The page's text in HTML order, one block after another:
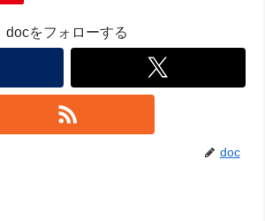
docをフォローする
doc